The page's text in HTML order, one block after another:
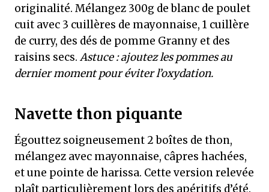
originalité. Mélangez 300g de blanc de poulet
cuit avec 3 cuillères de mayonnaise, 1 cuillère
de curry, des dés de pomme Granny et des
raisins secs. Astuce : ajoutez les pommes au
dernier moment pour éviter l’oxydation.
Navette thon piquante
Égouttez soigneusement 2 boîtes de thon,
mélangez avec mayonnaise, câpres hachées,
et une pointe de harissa. Cette version relevée
plaît particulièrement lors des apéritifs d’été.